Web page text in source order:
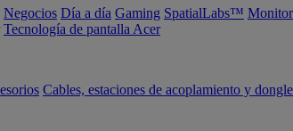
Negocios Día a día Gaming SpatialLabs™
Tecnología de pantalla Acer
Cables, estaciones de acoplamiento y